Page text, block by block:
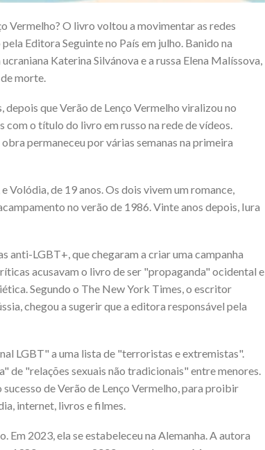
Vermelho? O livro voltou a movimentar as redes
Editora Seguinte no País em julho. Banido na
Katerina Silvánova e a russa Elena Malíssova,
morte.
depois que Verão de Lenço Vermelho viralizou no
o título do livro em russo na rede de vídeos.
permaneceu por várias semanas na primeira
Volódia, de 19 anos. Os dois vivem um romance,
no verão de 1986. Vinte anos depois, Iura
anti-LGBT+, que chegaram a criar uma campanha
acusavam o livro de ser "propaganda" ocidental e
Segundo o The New York Times, o escritor
chegou a sugerir que a editora responsável pela
LGBT" a uma lista de "terroristas e extremistas".
de "relações sexuais não tradicionais" entre menores.
de Verão de Lenço Vermelho, para proibir
internet, livros e filmes.
Em 2023, ela se estabeleceu na Alemanha. A autora